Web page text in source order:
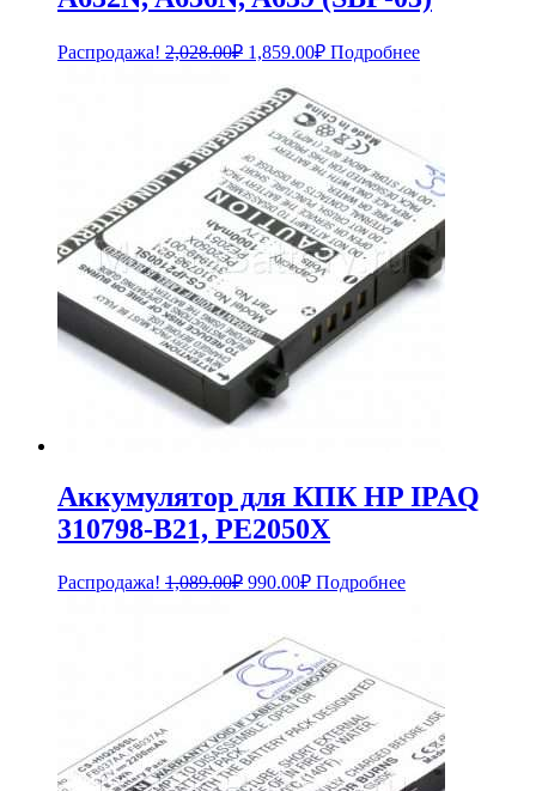
Распродажа! 2,028.00₽ Первоначальная
составляла
2,028.00₽.
1,859.00₽Текущая
цена:
Подробнее
Аккумулятор для КПК HP IPAQ
310798-B21, PE2050X
Распродажа! 1,089.00₽ Первоначальная
1,089.00₽.
990.00₽Текущая
Подробнее